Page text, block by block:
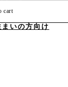
cart
まいの方向け